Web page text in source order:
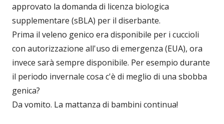
approvato la domanda di licenza biologica
supplementare (sBLA) per il diserbante.
Prima il veleno genico era disponibile per i cuccioli
con autorizzazione all'uso di emergenza (EUA), ora
invece sarà sempre disponibile. Per esempio durante
il periodo invernale cosa c'è di meglio di una sbobba
genica?
Da vomito. La mattanza di bambini continua!